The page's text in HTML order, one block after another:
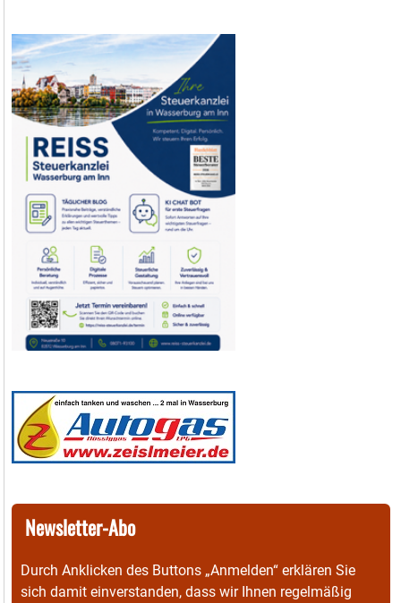
Newsletter-Abo
Durch Anklicken des Buttons „Anmelden“ erklären Sie
sich damit einverstanden, dass wir Ihnen regelmäßig